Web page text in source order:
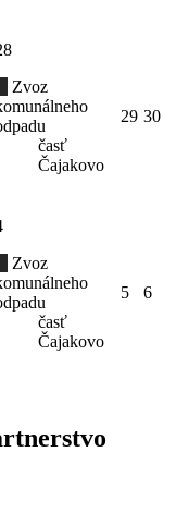
Zvoz
časť
Čajakovo
29 30
Zvoz
časť
Čajakovo
5 6